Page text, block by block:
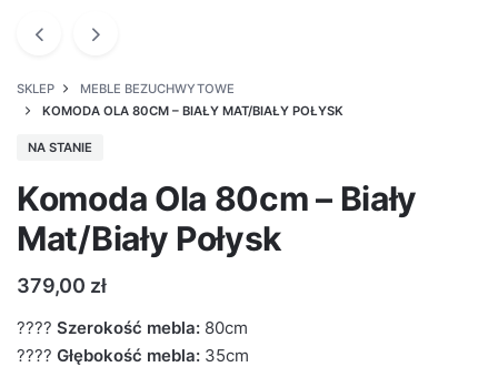
SKLEP
MEBLE BEZUCHWYTOWE
KOMODA OLA 80CM – BIAŁY MAT/BIAŁY POŁYSK
NA STANIE
Komoda Ola 80cm – Biały
Mat/Biały Połysk
379,00 zł
???? Szerokość mebla: 80cm
???? Głębokość mebla: 35cm